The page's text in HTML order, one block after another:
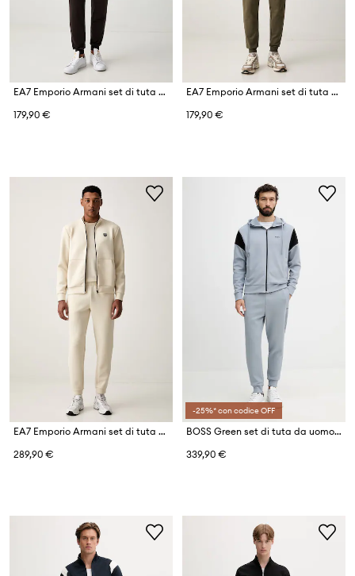
EA7 Emporio Armani set di tuta da uomo
179,90 €
EA7 Emporio Armani set di tuta da uomo in cotone
179,90 €
EA7 Emporio Armani set di tuta da uomo
289,90 €
-25%* con codice OFF
BOSS Green set di tuta da uomo SW_Tracksuit Set
339,90 €